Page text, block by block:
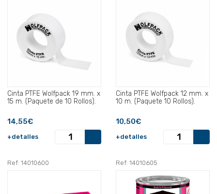
Cinta PTFE Wolfpack 19 mm. x
15 m. (Paquete de 10 Rollos).
14,55€
+detalles
Cinta PTFE Wolfpack 12 mm. x
10 m. (Paquete 10 Rollos).
10,50€
+detalles
Ref: 14010600 Ref: 14010605